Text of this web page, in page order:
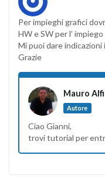
Per impieghi grafici
HW e SW per l’
Mi puoi dare indicazioni
Grazie
Mauro
Autore
Ciao Gianni,
trovi tutorial per